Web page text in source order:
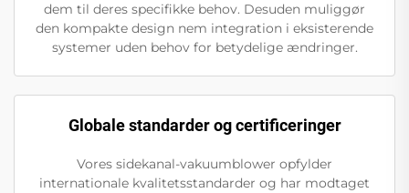
dem til deres specifikke behov. Desuden muliggør
den kompakte design nem integration i eksisterende
systemer uden behov for betydelige ændringer.
Globale standarder og certificeringer
Vores sidekanal-vakuumblower opfylder
internationale kvalitetsstandarder og har modtaget